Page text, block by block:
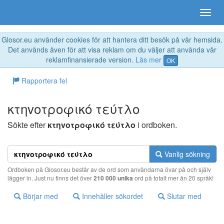
Glosor.eu använder cookies för att hantera ditt besök på vår hemsida.
Det används även för att visa reklam om du väljer att använda vår
reklamfinansierade version. Läs mer OK
Rapportera fel
κτηvoτρoφικό τεύτλo
Sökte efterκτηvoτρoφικό τεύτλo i ordboken.
Vanlig sökning
Ordboken på Glosor.eu består av de ord som användarna övar på och själv
lägger in. Just nu finns det över210 000 unika ord på totalt mer än 20 språk!
Börjar med Innehåller sökordet Slutar med